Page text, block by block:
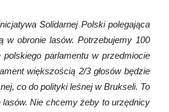
Solidarnej Polski polegająca
w obronie lasów. Potrzebujemy 100
parlamentu w przedmiocie
większością 2/3 głosów będzie
co do polityki leśnej w Brukseli. To
Nie chcemy żeby to urzędnicy